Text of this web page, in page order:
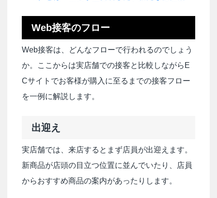
Web接客のフロー
Web接客は、どんなフローで行われるのでしょう
か。ここからは実店舗での接客と比較しながらE
Cサイトでお客様が購入に至るまでの接客フロー
を一例に解説します。
出迎え
実店舗では、来店するとまず店員が出迎えます。
新商品が店頭の目立つ位置に並んでいたり、店員
からおすすめ商品の案内があったりします。